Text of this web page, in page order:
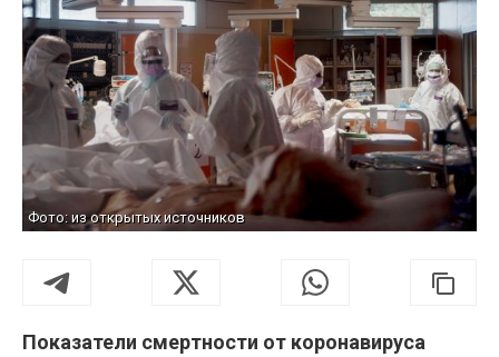
Фото: из открытых источников
Показатели смертности от коронавируса